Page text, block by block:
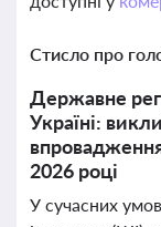
Стисло про
Державне
Україні:
2026 році
У сучасних